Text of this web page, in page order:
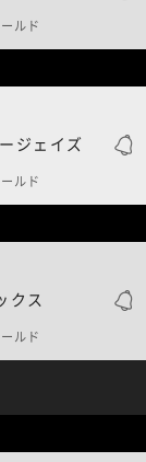
ルド
ジェイズ
ルド
クス
ルド